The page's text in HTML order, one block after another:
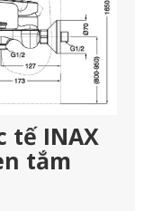
tế INAX
tắm